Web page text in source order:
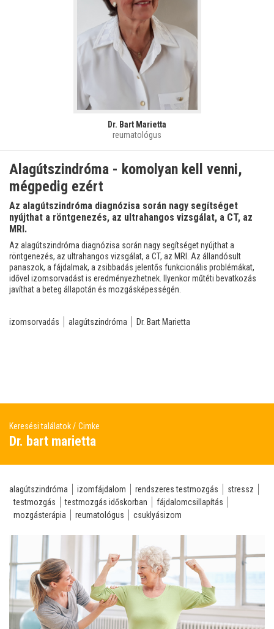
Dr. Bart Marietta
reumatológus
Alagútszindróma - komolyan kell venni,
mégpedig ezért
Az alagútszindróma diagnózisa során nagy segítséget
nyújthat a röntgenezés, az ultrahangos vizsgálat, a CT, az
MRI.
Az alagútszindróma diagnózisa során nagy segítséget nyújthat a
röntgenezés, az ultrahangos vizsgálat, a CT, az MRI. Az állandósult
panaszok, a fájdalmak, a zsibbadás jelentős funkcionális problémákat,
idővel izomsorvadást is eredményezhetnek. Ilyenkor műtéti bevatkozás
javíthat a beteg állapotán és mozgásképességén.
izomsorvadás alagútszindróma Dr. Bart Marietta
Keresési találatok Cimke
Dr. bart marietta
alagútszindróma izomfájdalom rendszeres testmozgás
stressz
testmozgás
testmozgás időskorban
fájdalomcsillapítás
mozgásterápia
reumatológus csuklyásizom